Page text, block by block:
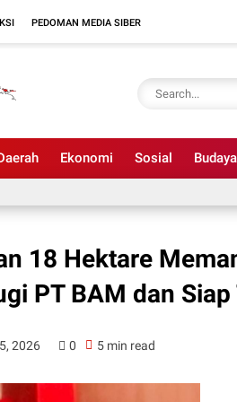
PEDOMAN MEDIA SIBER
Ekonomi Sosial Budaya
18 Hektare
PT BAM dan
2026 0 5 min read